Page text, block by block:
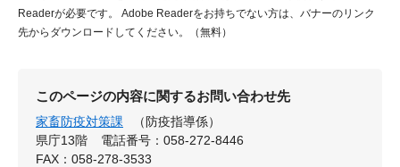
Readerが必要です。
Adobe Readerをお持ちでない方は、バナーのリンク
先からダウンロードしてください。（無料）
このページの内容に関するお問い合わせ先
家畜防疫対策課
（防疫指導係）
県庁13階
電話番号：058-272-8446
FAX：058-278-3533